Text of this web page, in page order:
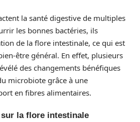
la santé digestive de multiples
les bonnes bactéries, ils
de la flore intestinale, ce qui est
être général. En effet, plusieurs
des changements bénéfiques
microbiote grâce à une
en fibres alimentaires.
la flore intestinale